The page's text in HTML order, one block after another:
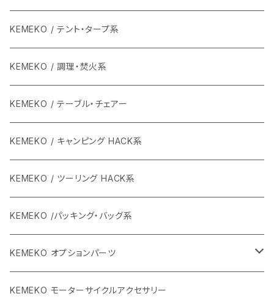
KEMEKO / テント・タープ系
KEMEKO / 調理・焚火系
KEMEKO / テーブル・チェアー
KEMEKO / キャンピング HACK系
KEMEKO / ツーリング HACK系
KEMEKO /パッキング・バッグ系
KEMEKO オプションパーツ
BBQグリル ひらっち
KEMEKO モーターサイクルアクセサリー